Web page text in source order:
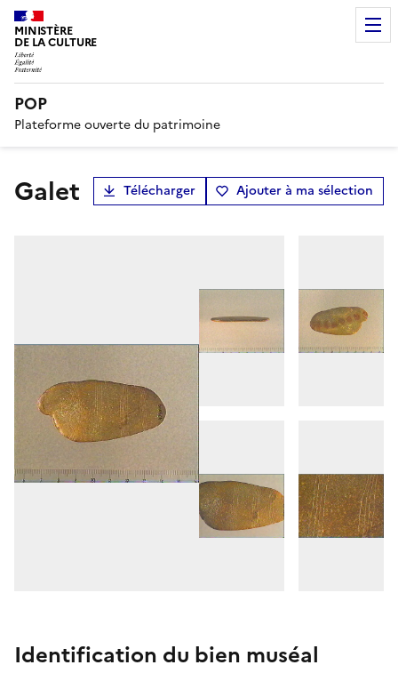
MINISTÈRE
DE LA CULTURE
POP
Plateforme ouverte du patrimoine
galet Télécharger Ajouter à ma sélection
Identification du bien muséal